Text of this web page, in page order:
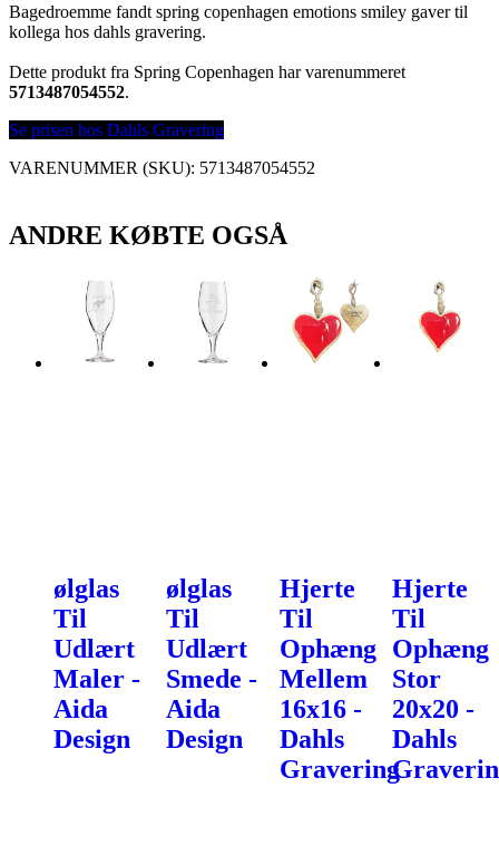
Bagedroemme fandt spring copenhagen emotions smiley gaver til
kollega hos dahls gravering.
Dette produkt fra Spring Copenhagen har varenummeret
5713487054552.
Se prisen hos Dahls Gravering
VARENUMMER (SKU): 5713487054552
ANDRE KØBTE OGSÅ
ølglas
Til
Udlært
Maler -
Aida
Design
ølglas
Til
Udlært
Smede -
Aida
Design
Hjerte
Til
Ophæng
Mellem
16x16 -
Dahls
Gravering
Hjerte
Til
Ophæng
Stor
20x20 -
Dahls